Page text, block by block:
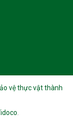
vệ thực vật thành
.